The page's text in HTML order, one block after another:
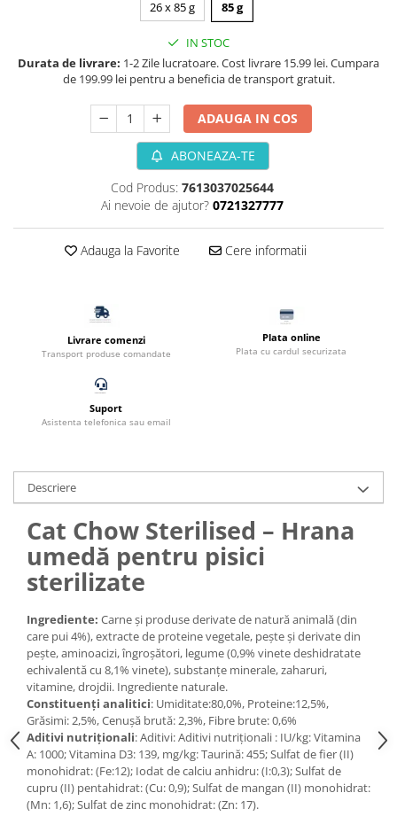
Pompe aer acvariu
Pompa apa acvariu
Lampa pentru acvariu
Neoane si LED-uri pentru acvarii
Sterilizator acvariu
Racitoare
Furtune si conectori acvarii
Curatare acvarii
Conditioneri apa acvariu
Medii filtrante
Piese de schimb
Pasari
Batoane
Colivii pentru pasari
Hrana pasari
Igiena rozatoare
Hrana Rozatoare
Reptile
Hrana reptile
Igiena reptile
Decoruri terarii
Incalzitoare si pompe terarii
Solutii iluminat terarii
Lampi terarii
26 x 85 g 85 g
IN STOC
Durata de livrare: 1-2 Zile lucratoare. Cost livrare 15.99 lei. Cumpara
de 199.99 lei pentru a beneficia de transport gratuit.
ADAUGA IN COS
ABONEAZA-TE
Cod Produs: 7613037025644
Ai nevoie de ajutor? 0721327777
Adauga la Favorite Cere informatii
Livrare comenzi
Transport produse comandate
Plata online
Plata cu cardul securizata
Suport
Asistenta telefonica sau email
Descriere
Cat Chow Sterilised – Hrana
umedă pentru pisici
sterilizate
Ingrediente: Carne și produse derivate de natură animală (din
care pui 4%), extracte de proteine vegetale, pește și derivate din
pește, aminoacizi, îngroșători, legume (0,9% vinete deshidratate
echivalentă cu 8,1% vinete), substanțe minerale, zaharuri,
vitamine, drojdii. Ingrediente naturale.
Constituenţi analitici: Umiditate:80,0%, Proteine:12,5%,
Grăsimi: 2,5%, Cenușă brută: 2,3%, Fibre brute: 0,6%
Aditivi nutriţionali: Aditivi: Aditivi nutriționali : IU/kg: Vitamina
A: 1000; Vitamina D3: 139, mg/kg: Taurină: 455; Sulfat de fier (II)
monohidrat: (Fe:12); Iodat de calciu anhidru: (I:0,3); Sulfat de
cupru (II) pentahidrat: (Cu: 0,9); Sulfat de mangan (II) monohidrat:
(Mn: 1,6); Sulfat de zinc monohidrat: (Zn: 17).